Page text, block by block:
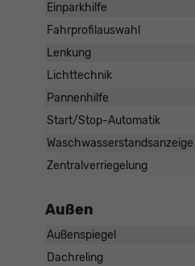
Einparkhilfe
Fahrprofilauswahl
Lenkung
Lichttechnik
Pannenhilfe
Start/Stop-Automatik
Waschwasserstandsanzeige
Zentralverriegelung
Außen
Außenspiegel
Dachreling